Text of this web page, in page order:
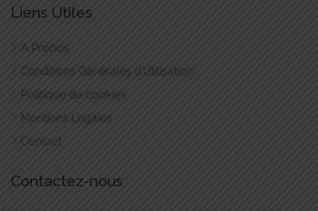
Liens Utiles
A Propos
Conditions Générales d’Utilisation
Politique de cookies
Mentions Légales
Contact
Contactez-nous